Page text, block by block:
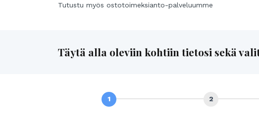
Tutustu myös ostotoimeksianto-palveluumme
Täytä alla oleviin kohtiin tietosi sekä